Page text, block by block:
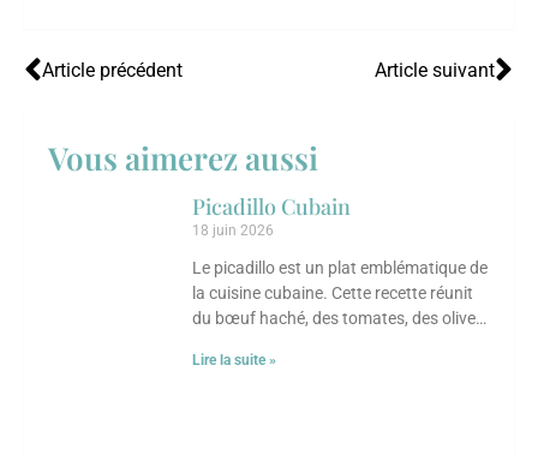
Article précédent Article suivant
Vous aimerez aussi
Picadillo Cubain
18 juin 2026
Le picadillo est un plat emblématique de
la cuisine cubaine. Cette recette réunit
du bœuf haché, des tomates, des olives,
Lire la suite »